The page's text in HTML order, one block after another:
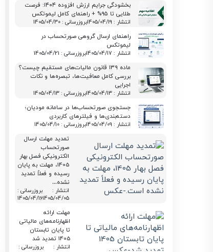
بخشودگی جرایم ارزش افزوده ۱۴۰۴: فرصت
طلایی تا ۹۵% + راهنمای کامل لیموتکس
انتشار : 1405/04/19 بروزرسانی : 1405/04/30
راهنمای ارسال گروهی صورتحساب در
لیموتکس
انتشار : 1405/04/17 بروزرسانی : 1405/04/21
ماده ۱۳۹ قانون مالیات‌های مستقیم چیست؟
بررسی کامل معافیت‌ها، تبصره‌ها و نکات
اجرایی
انتشار : 1405/04/13 بروزرسانی : 1405/04/13
جستجوی صورتحساب‌ها در سامانه مودیان؛
دسته‌بندی‌ها و فیلترهای کاربردی
انتشار : 1405/04/09 بروزرسانی : 1405/04/10
تمدید مهلت ارسال
صورتحساب
الکترونیکی فصل بهار
1405، مهلت به پایان
رسیده و فعلاً تمدید
نشده…
انتشار :
1405/04/05
بروزرسانی :
1405/04/16
مهلت ارائه
اظهارنامه‌های مالیاتی
تا پایان تابستان
1405 تمدید شد
انتشار :
بروزرسانی :